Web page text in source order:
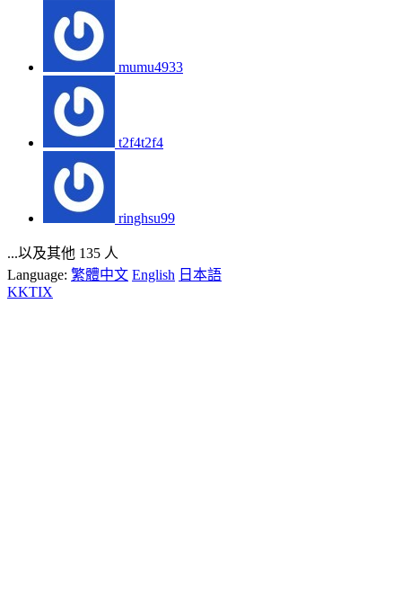
mumu4933
t2f4t2f4
ringhsu99
...以及其他 135 人
Language: 繁體中文 English 日本語
KKTIX